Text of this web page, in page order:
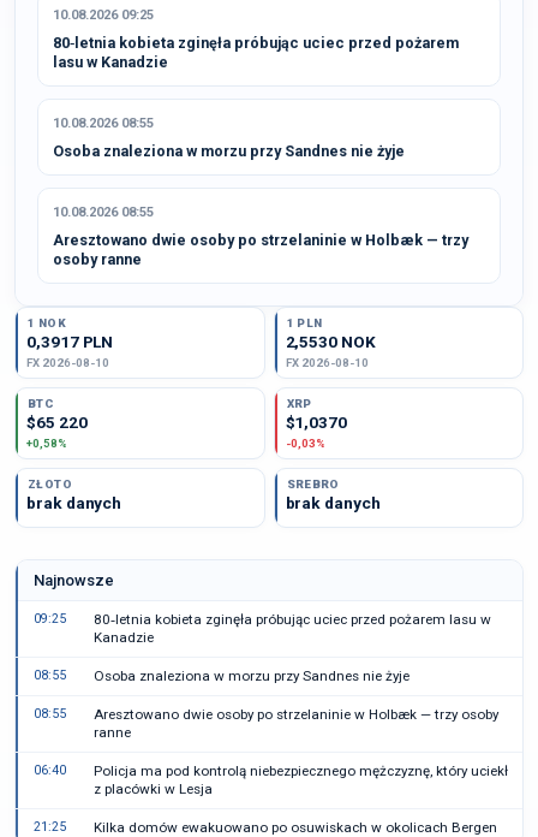
10.08.2026 09:25
80‑letnia kobieta zginęła próbując uciec przed pożarem
lasu w Kanadzie
10.08.2026 08:55
Osoba znaleziona w morzu przy Sandnes nie żyje
10.08.2026 08:55
Aresztowano dwie osoby po strzelaninie w Holbæk — trzy
osoby ranne
1 NOK
0,3917 PLN
FX 2026-08-10
1 PLN
2,5530 NOK
FX 2026-08-10
BTC
$65 220
+0,58%
XRP
$1,0370
-0,03%
ZŁOTO
brak danych
SREBRO
brak danych
Najnowsze
09:25
80‑letnia kobieta zginęła próbując uciec przed pożarem lasu w
Kanadzie
08:55 Osoba znaleziona w morzu przy Sandnes nie żyje
08:55
Aresztowano dwie osoby po strzelaninie w Holbæk — trzy osoby
ranne
06:40
Policja ma pod kontrolą niebezpiecznego mężczyznę, który uciekł
z placówki w Lesja
21:25 Kilka domów ewakuowano po osuwiskach w okolicach Bergen